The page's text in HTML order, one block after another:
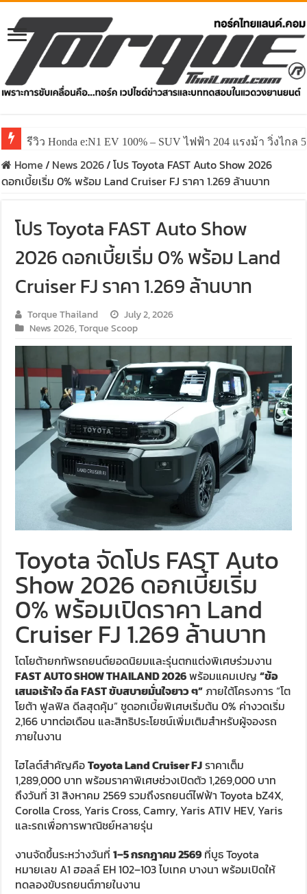
รีวิว ลองขับ All New GWM HAVAL H6 ปรับโฉมหน้าใหม่
Home/ News 2026/โปร Toyota FAST Auto Show 2026
ดอกเบี้ยเริ่ม 0% พร้อม Land Cruiser FJ ราคา 1.269 ล้านบาท
โปร Toyota FAST Auto Show
2026 ดอกเบี้ยเริ่ม 0% พร้อม Land
Cruiser FJ ราคา 1.269 ล้านบาท
Torque Thailand
July 2, 2026
News 2026,Torque Scoop
Toyota จัดโปร FAST Auto
Show 2026 ดอกเบี้ยเริ่ม
0% พร้อมเปิดราคา Land
Cruiser FJ 1.269 ล้านบาท
โตโยต้ายกทัพรถยนต์ยอดนิยมและรุ่นตกแต่งพิเศษร่วมงาน
FAST AUTO SHOW THAILAND 2026พร้อมแคมเปญ“ข้อ
เสนอเร้าใจ ดีล FAST ขับสบายมั่นใจยาว ๆ”ภายใต้โครงการ “โต
โยต้า ฟูลฟิล ดีลสุดคุ้ม” ชูดอกเบี้ยพิเศษเริ่มต้น 0% ค่างวดเริ่ม
2,166 บาทต่อเดือน และสิทธิประโยชน์เพิ่มเติมสำหรับผู้จองรถ
ภายในงาน
ไฮไลต์สำคัญคือToyota Land Cruiser FJราคาเต็ม
1,289,000 บาท พร้อมราคาพิเศษช่วงเปิดตัว 1,269,000 บาท
ถึงวันที่ 31 สิงหาคม 2569 รวมถึงรถยนต์ไฟฟ้า Toyota bZ4X,
Corolla Cross, Yaris Cross, Camry, Yaris ATIV HEV, Yaris
และรถเพื่อการพาณิชย์หลายรุ่น
งานจัดขึ้นระหว่างวันที่1–5 กรกฎาคม 2569 ที่บูธ Toyota
หมายเลข A1 ฮอลล์ EH 102–103 ไบเทค บางนา พร้อมเปิดให้
ทดลองขับรถยนต์ภายในงาน